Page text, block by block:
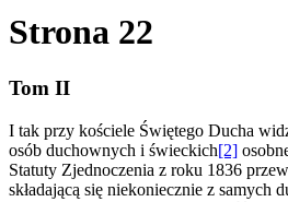
Strona 22
Tom II
I tak przy kościele Świętego Ducha
osób duchownych i świeckich[2]
Statuty Zjednoczenia z roku 1836
składającą się niekoniecznie z samych